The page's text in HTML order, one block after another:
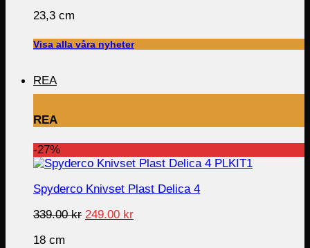
23,3 cm
Visa alla våra nyheter
REA
REA
-27%
Spyderco Knivset Plast Delica 4
339.00kr Original
249.00 krCurrent
18 cm